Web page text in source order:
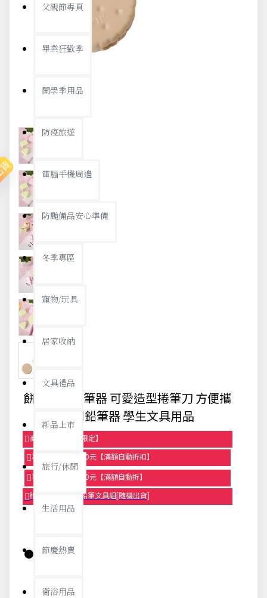
父親節專頁
畢業狂歡季
開學季用品
防疫旅遊
電腦手機周邊
防颱備品安心準備
冬季專區
寵物/玩具
居家收納
文具禮品
新品上市
旅行/休閒
生活用品
節慶熱賣
衛浴用品
餅乾造型削筆器 可愛造型捲筆刀 方便攜
帶削鉛筆器 學生文具用品
商品95折【今日限定】
享滿1000元折100元【滿額自動折扣】
享滿2000元折250元【滿額自動折】
贈品-滿899送色鉛筆文具組[隨機出貨]